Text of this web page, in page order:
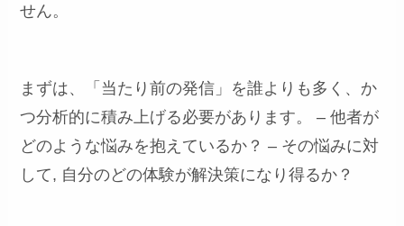
せん。
まずは、「当たり前の発信」を誰よりも多く、か
つ分析的に積み上げる必要があります。 – 他者が
どのような悩みを抱えているか？ – その悩みに対
して, 自分のどの体験が解決策になり得るか？